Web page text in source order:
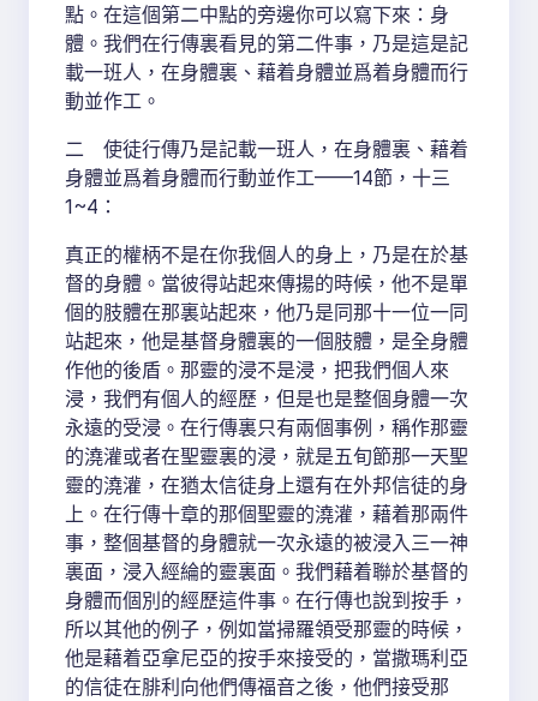
點。在這個第二中點的旁邊你可以寫下來：身
體。我們在行傳裏看見的第二件事，乃是這是記
載一班人，在身體裏、藉着身體並爲着身體而行
動並作工。
二 使徒行傳乃是記載一班人，在身體裏、藉着
身體並爲着身體而行動並作工——14節，十三
1~4：
真正的權柄不是在你我個人的身上，乃是在於基
督的身體。當彼得站起來傳揚的時候，他不是單
個的肢體在那裏站起來，他乃是同那十一位一同
站起來，他是基督身體裏的一個肢體，是全身體
作他的後盾。那靈的浸不是浸，把我們個人來
浸，我們有個人的經歷，但是也是整個身體一次
永遠的受浸。在行傳裏只有兩個事例，稱作那靈
的澆灌或者在聖靈裏的浸，就是五旬節那一天聖
靈的澆灌，在猶太信徒身上還有在外邦信徒的身
上。在行傳十章的那個聖靈的澆灌，藉着那兩件
事，整個基督的身體就一次永遠的被浸入三一神
裏面，浸入經綸的靈裏面。我們藉着聯於基督的
身體而個別的經歷這件事。在行傳也說到按手，
所以其他的例子，例如當掃羅領受那靈的時候，
他是藉着亞拿尼亞的按手來接受的，當撒瑪利亞
的信徒在腓利向他們傳福音之後，他們接受那